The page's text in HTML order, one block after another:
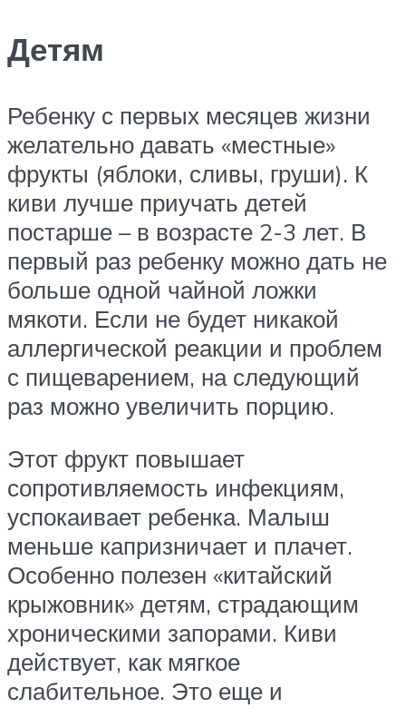
Детям
Ребенку с первых месяцев жизни
желательно давать «местные»
фрукты (яблоки, сливы, груши). К
киви лучше приучать детей
постарше – в возрасте 2-3 лет. В
первый раз ребенку можно дать не
больше одной чайной ложки
мякоти. Если не будет никакой
аллергической реакции и проблем
с пищеварением, на следующий
раз можно увеличить порцию.
Этот фрукт повышает
сопротивляемость инфекциям,
успокаивает ребенка. Малыш
меньше капризничает и плачет.
Особенно полезен «китайский
крыжовник» детям, страдающим
хроническими запорами. Киви
действует, как мягкое
слабительное. Это еще и